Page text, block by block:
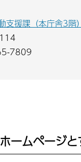
援課（本庁舎3階）
7809
ームページ